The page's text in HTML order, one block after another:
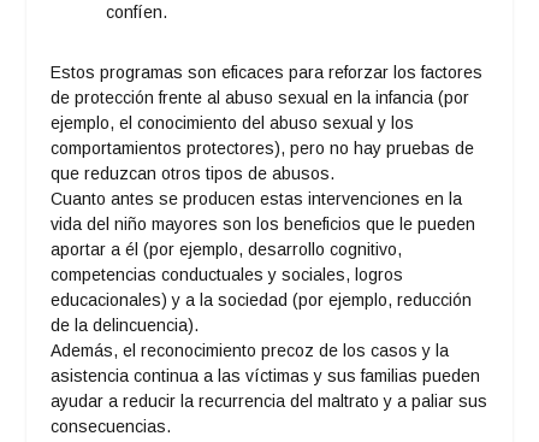
confíen.
Estos programas son eficaces para reforzar los factores
de protección frente al abuso sexual en la infancia (por
ejemplo, el conocimiento del abuso sexual y los
comportamientos protectores), pero no hay pruebas de
que reduzcan otros tipos de abusos.
Cuanto antes se producen estas intervenciones en la
vida del niño mayores son los beneficios que le pueden
aportar a él (por ejemplo, desarrollo cognitivo,
competencias conductuales y sociales, logros
educacionales) y a la sociedad (por ejemplo, reducción
de la delincuencia).
Además, el reconocimiento precoz de los casos y la
asistencia continua a las víctimas y sus familias pueden
ayudar a reducir la recurrencia del maltrato y a paliar sus
consecuencias.